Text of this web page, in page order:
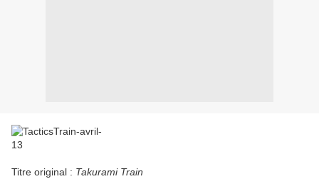
Titre original : Takurami Train